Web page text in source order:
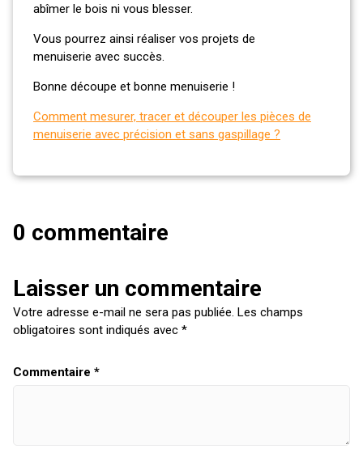
abîmer le bois ni vous blesser.
Vous pourrez ainsi réaliser vos projets de
menuiserie avec succès.
Bonne découpe et bonne menuiserie !
Comment mesurer, tracer et découper les pièces de
menuiserie avec précision et sans gaspillage ?
0 commentaire
Laisser un commentaire
Votre adresse e-mail ne sera pas publiée. Les champs
obligatoires sont indiqués avec *
Commentaire *